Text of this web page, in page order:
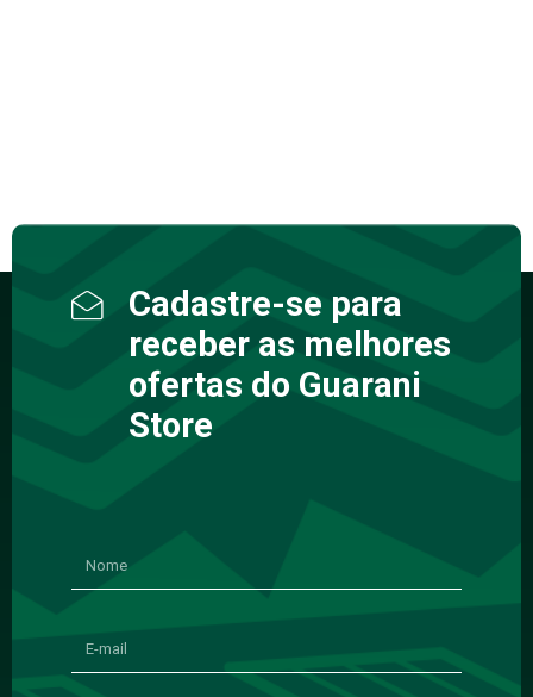
Cadastre-se para
receber as melhores
ofertas do Guarani
Store